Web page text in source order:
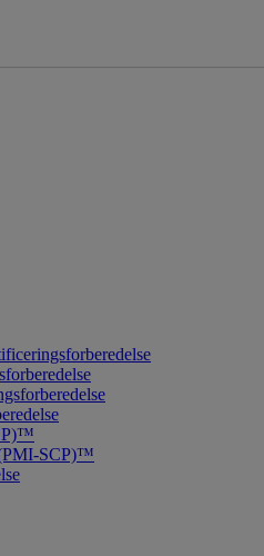
(PMI-SCP)™